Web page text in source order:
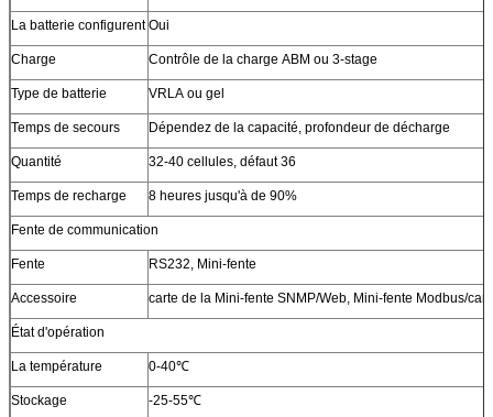
La batterie configurent Oui
Charge Contrôle de la charge ABM ou 3-stage
Type de batterie VRLA ou gel
Temps de secours Dépendez de la capacité, profondeur de décharge
Quantité 32-40 cellules, défaut 36
Temps de recharge 8 heures jusqu'à de 90%
Fente de communication
Fente RS232, Mini-fente
Accessoire carte de la Mini-fente SNMP/Web, Mini-fente Modbus/
État d'opération
La température 0-40℃
Stockage -25-55℃